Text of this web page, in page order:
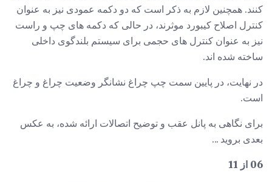
کنند. همچنین لازم به ذکر است که دو دکمه عمودی نیز به عنوان
کنترل اصلاح کیبورد موثرند، در حالی که دکمه های چپ و راست
نیز به عنوان کنترل های حجمی برای سیستم بلندگوی داخلی
ساخته شده اند.
در نهایت، در پایین سمت چپ چراغ نشانگر وضعیت چراغ و چراغ
است.
برای نگاهی به پانل عقب و توضیح اتصالات ارائه شده، به عکس
بعدی بروید ...
06 از 11